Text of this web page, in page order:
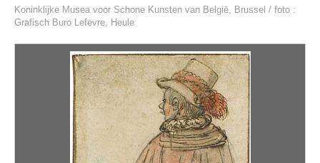
Koninklijke Musea voor Schone Kunsten van België, Brussel / foto :
Grafisch Buro Lefevre, Heule